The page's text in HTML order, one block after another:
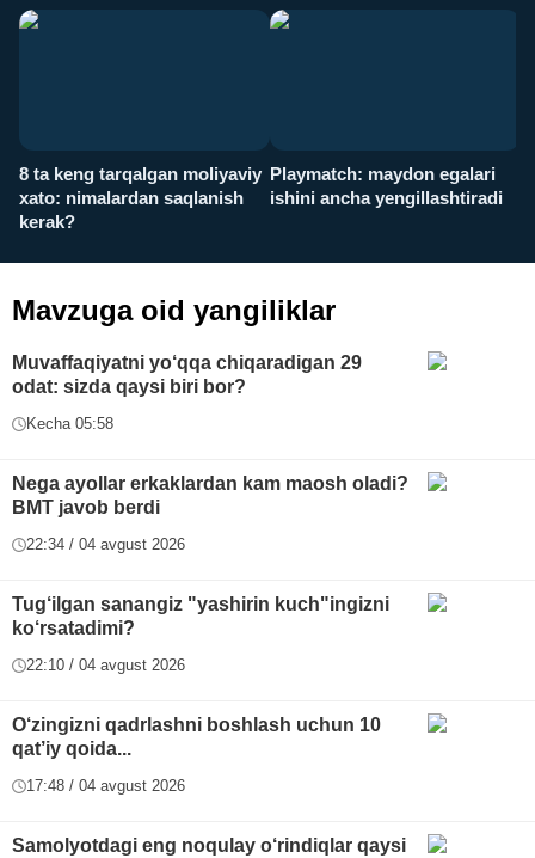
8 ta keng tarqalgan moliyaviy
xato: nimalardan saqlanish
kerak?
Playmatch: maydon egalari
ishini ancha yengillashtiradi
Mavzuga oid yangiliklar
Muvaffaqiyatni yo‘qqa chiqaradigan 29
odat: sizda qaysi biri bor?
Kecha 05:58
Nega ayollar erkaklardan kam maosh oladi?
BMT javob berdi
22:34 / 04 avgust 2026
Tug‘ilgan sanangiz "yashirin kuch"ingizni
ko‘rsatadimi?
22:10 / 04 avgust 2026
O‘zingizni qadrlashni boshlash uchun 10
qat’iy qoida...
17:48 / 04 avgust 2026
Samolyotdagi eng noqulay o‘rindiqlar qaysi